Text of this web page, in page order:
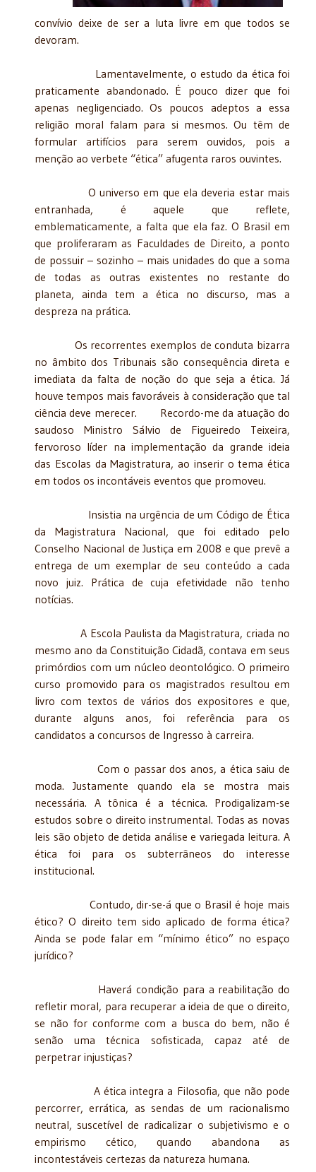
convívio deixe de ser a luta livre em que todos se
devoram.
Lamentavelmente, o estudo da ética foi
praticamente abandonado. É pouco dizer que foi
apenas negligenciado. Os poucos adeptos a essa
religião moral falam para si mesmos. Ou têm de
formular artifícios para serem ouvidos, pois a
menção ao verbete “ética” afugenta raros ouvintes.
O universo em que ela deveria estar mais
entranhada, é aquele que reflete,
emblematicamente, a falta que ela faz. O Brasil em
que proliferaram as Faculdades de Direito, a ponto
de possuir – sozinho – mais unidades do que a soma
de todas as outras existentes no restante do
planeta, ainda tem a ética no discurso, mas a
despreza na prática.
Os recorrentes exemplos de conduta bizarra
no âmbito dos Tribunais são consequência direta e
imediata da falta de noção do que seja a ética. Já
houve tempos mais favoráveis à consideração que tal
ciência deve merecer. Recordo-me da atuação do
saudoso Ministro Sálvio de Figueiredo Teixeira,
fervoroso líder na implementação da grande ideia
das Escolas da Magistratura, ao inserir o tema ética
em todos os incontáveis eventos que promoveu.
Insistia na urgência de um Código de Ética
da Magistratura Nacional, que foi editado pelo
Conselho Nacional de Justiça em 2008 e que prevê a
entrega de um exemplar de seu conteúdo a cada
novo juiz. Prática de cuja efetividade não tenho
notícias.
A Escola Paulista da Magistratura, criada no
mesmo ano da Constituição Cidadã, contava em seus
primórdios com um núcleo deontológico. O primeiro
curso promovido para os magistrados resultou em
livro com textos de vários dos expositores e que,
durante alguns anos, foi referência para os
candidatos a concursos de Ingresso à carreira.
Com o passar dos anos, a ética saiu de
moda. Justamente quando ela se mostra mais
necessária. A tônica é a técnica. Prodigalizam-se
estudos sobre o direito instrumental. Todas as novas
leis são objeto de detida análise e variegada leitura. A
ética foi para os subterrâneos do interesse
institucional.
Contudo, dir-se-á que o Brasil é hoje mais
ético? O direito tem sido aplicado de forma ética?
Ainda se pode falar em “mínimo ético” no espaço
jurídico?
Haverá condição para a reabilitação do
refletir moral, para recuperar a ideia de que o direito,
se não for conforme com a busca do bem, não é
senão uma técnica sofisticada, capaz até de
perpetrar injustiças?
A ética integra a Filosofia, que não pode
percorrer, errática, as sendas de um racionalismo
neutral, suscetível de radicalizar o subjetivismo e o
empirismo cético, quando abandona as
incontestáveis certezas da natureza humana.